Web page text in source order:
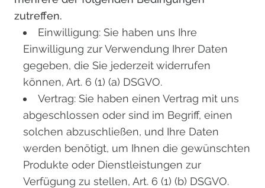
zutreffen.
Einwilligung: Sie haben uns Ihre
Einwilligung zur Verwendung Ihrer Daten
gegeben, die Sie jederzeit widerrufen
können, Art. 6 (1) (a) DSGVO.
Vertrag: Sie haben einen Vertrag mit uns
abgeschlossen oder sind im Begriff, einen
solchen abzuschließen, und Ihre Daten
werden benötigt, um Ihnen die gewünschten
Produkte oder Dienstleistungen zur
Verfügung zu stellen, Art. 6 (1) (b) DSGVO.